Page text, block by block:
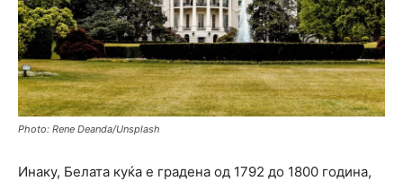
Photo: Rene Deanda/Unsplash
Инаку, Белата куќа е градена од 1792 до 1800 година,